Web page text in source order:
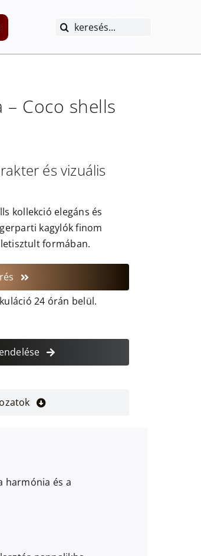
Keresés...
– Coco shells
és vizuális
kollekció elegáns és
kagylók finom
formában.
24 órán belül.
harmónia és a